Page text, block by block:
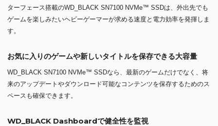
ターフェース搭載のWD_BLACK SN7100 NVMe™ SSDは、外出先でも
ゲームを楽しみたいヘビーゲーマーが求める速度と電力効率を発揮しま
す。
お気に入りのゲームや新しいタイトルを保存できる大容量
WD_BLACK SN7100 NVMe™ SSDなら、最新のゲームだけでなく、将
来のアップデートやダウンロード可能なコンテンツを保存するためのス
ペースも確保できます。
WD_BLACK Dashboardで健全性を監視